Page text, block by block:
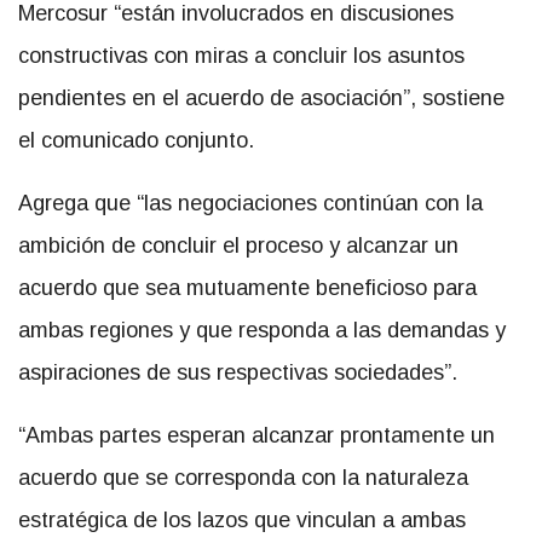
Mercosur “están involucrados en discusiones
constructivas con miras a concluir los asuntos
pendientes en el acuerdo de asociación”, sostiene
el comunicado conjunto.
Agrega que “las negociaciones continúan con la
ambición de concluir el proceso y alcanzar un
acuerdo que sea mutuamente beneficioso para
ambas regiones y que responda a las demandas y
aspiraciones de sus respectivas sociedades”.
“Ambas partes esperan alcanzar prontamente un
acuerdo que se corresponda con la naturaleza
estratégica de los lazos que vinculan a ambas